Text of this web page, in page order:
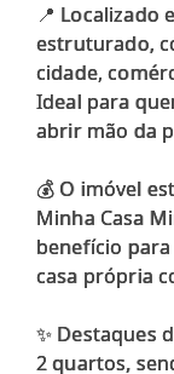
📍 Localizado
estruturado,
cidade,
Ideal para
abrir mão da
💰 O imóvel
Minha Casa
benefício
casa própria
✨ Destaques
2 quartos,